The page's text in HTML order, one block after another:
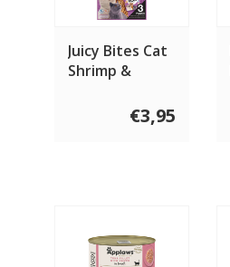
Juicy Bites Cat
Shrimp &
€3,95